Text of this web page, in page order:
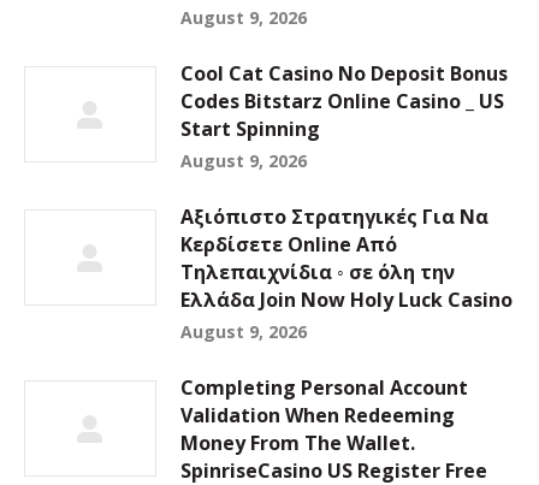
August 9, 2026
Cool Cat Casino No Deposit Bonus
Codes Bitstarz Online Casino _ US
Start Spinning
August 9, 2026
Αξιόπιστο Στρατηγικές Για Να
Κερδίσετε Online Από
Τηλεπαιχνίδια ◦ σε όλη την
Ελλάδα Join Now Holy Luck Casino
August 9, 2026
Completing Personal Account
Validation When Redeeming
Money From The Wallet.
SpinriseCasino US Register Free